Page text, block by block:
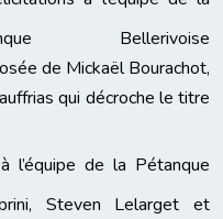
Bellerivoise
de Mickaël Bourachot,
qui décroche le titre
l’équipe de la Pétanque
Steven Lelarget et